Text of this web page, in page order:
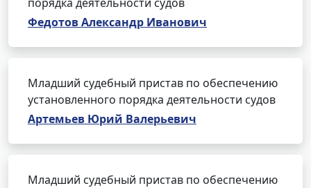
Федотов Александр Иванович
Младший судебный пристав по обеспечению
установленного порядка деятельности судов
Артемьев Юрий Валерьевич
Младший судебный пристав по обеспечению